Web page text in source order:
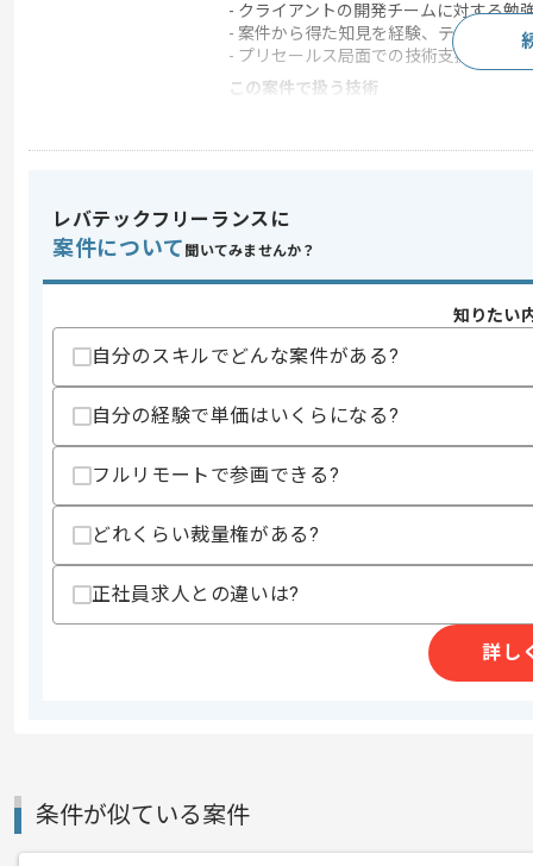
- クライアントの開発チームに対する勉
- 案件から得た知見を経験、テンプレ、
- プリセールス局面での技術支援(提案
この案件で扱う技術
求めるスキル
・開発プロセスや開発組織の改善コン
・クライアント折衝経験
・提案書やPoCレポートまたはガイド
歓迎スキル
・国内エンタープライズのDXや開発標
・オフショア開発との協業やブリッジ経
・AIエージェントやRAGやMCPやプロ
・経験やプロンプトの再利用資産化の実
・ECや金融または製造のいずれかの作
・生成AIガイドライン策定やAI関連の
上記に似た経験やスキルをお持ちであれば
募集人数
レバテックフリーランスに
案件について 聞いてみませんか？
知りたい
自分のスキルでどんな案件がある?
自分の経験で単価はいくらになる?
フルリモートで参画できる?
どれくらい裁量権がある?
正社員求人との違いは?
詳し
条件が似ている案件